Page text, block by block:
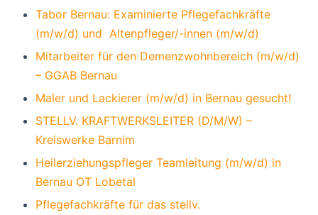
Tabor Bernau: Examinierte Pflegefachkräfte
(m/w/d) und Altenpfleger/-innen (m/w/d)
Mitarbeiter für den Demenzwohnbereich (m/w/d)
– GGAB Bernau
Maler und Lackierer (m/w/d) in Bernau gesucht!
STELLV. KRAFTWERKSLEITER (D/M/W) –
Kreiswerke Barnim
Heilerziehungspfleger Teamleitung (m/w/d) in
Bernau OT Lobetal
Pflegefachkräfte für das stellv.